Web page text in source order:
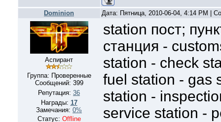
Dominion Дата: Пятница, 2010-06-04, 4:14 PM |
Аспирант
Группа: Проверенные
Сообщений: 399
Репутация: 36
Награды: 17
Замечания: 0%
Статус: Offline
station пост;
станция -
station - check
fuel station - gas
station -
service station -